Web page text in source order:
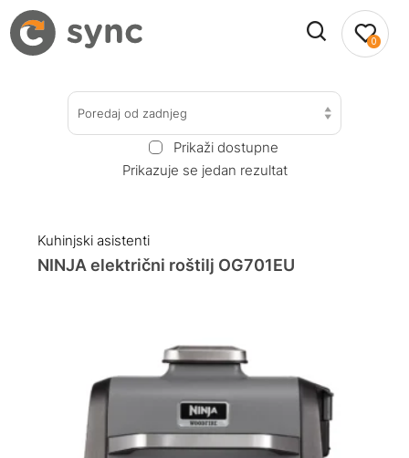
0
Poredaj od zadnjeg
Prikaži dostupne
Prikazuje se jedan rezultat
Kuhinjski asistenti
NINJA električni roštilj OG701EU